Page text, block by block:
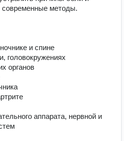
современные методы.